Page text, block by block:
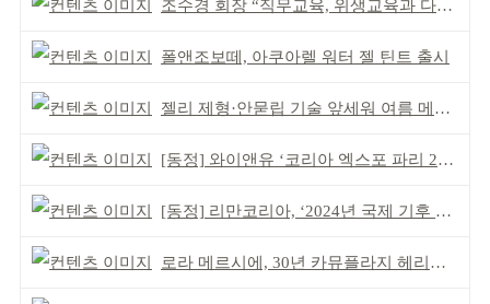
조수경 회장 “직무교육, 위생교육과 다르다”
폴앤조보떼, 아쿠아렐 워터 젤 틴트 출시
젤리 제형·안묻립 기술 앞세워 여름 메이크업 시장 공략
[동정] 와이앤유 ‘코리아 엑스포 파리 2026’ 참가
[동정] 리만코리아, ‘2024년 국제 기후 포럼’ 참석
로라 메르시에, 30년 카뮤플라지 헤리티지 담아